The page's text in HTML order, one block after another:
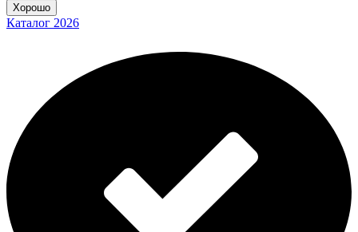
Хорошо
Каталог 2026